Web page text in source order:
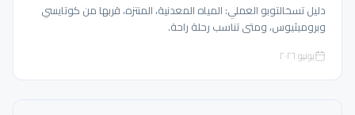
دليل تسخالتوبو العملي: المياه المعدنية، المنتزه، قربها من كوتايسي
وبروميثيوس، ومتى تناسب رحلة راحة.
يونيو ٢٠٢٦